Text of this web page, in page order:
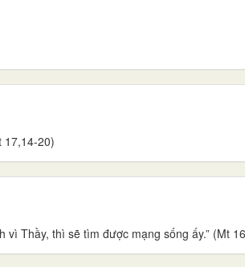
17,14-20)
Thầy, thì sẽ tìm được mạng sống ấy.” (Mt